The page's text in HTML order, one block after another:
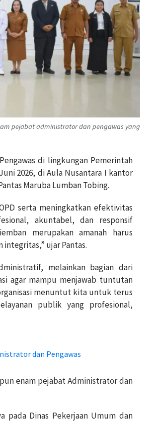
pejabat administrator dan pengawas yang
di lingkungan Pemerintah
2026, di Aula Nusantara I kantor
Maruba Lumban Tobing.
serta meningkatkan efektivitas
akuntabel, dan responsif
merupakan amanah harus
ujar Pantas.
melainkan bagian dari
agar mampu menjawab tuntutan
menuntut kita untuk terus
publik yang profesional,
dan Pengawas
enam pejabat Administrator dan
pada Dinas Pekerjaan Umum dan